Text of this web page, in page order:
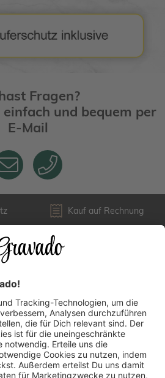
Fragen?
und bequem per
E-Mail
Kauf auf Rechnung